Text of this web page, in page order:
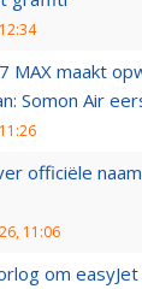
MAX maakt
Somon Air
officiële
11:06
om